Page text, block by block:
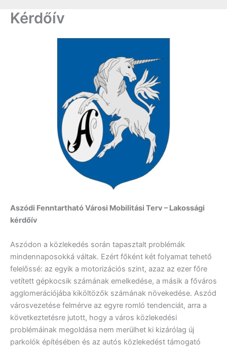
Kérdőív
Aszódi Fenntartható Városi Mobilitási Terv – Lakossági
kérdőív
Aszódon a közlekedés során tapasztalt problémák
mindennaposokká váltak. Ezért főként két folyamat tehető
felelőssé: az egyik a motorizációs szint, azaz az ezer főre
vetített gépkocsik számának emelkedése, a másik a főváros
agglomerációjába kiköltözők számának növekedése. Aszód
városvezetése felmérve az egyre romló tendenciát, arra a
következtetésre jutott, hogy a város közlekedési
problémáinak megoldása nem merülhet ki kizárólag új
parkolók építésében és az autós közlekedést támogató